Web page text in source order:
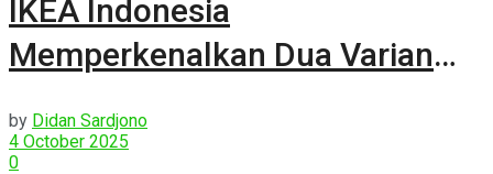
IKEA Indonesia
Memperkenalkan Dua Varian
by Didan Sardjono
4 October 2025
0